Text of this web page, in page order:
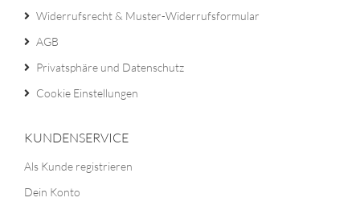
Widerrufsrecht & Muster-Widerrufsformular
AGB
Privatsphäre und Datenschutz
Cookie Einstellungen
KUNDENSERVICE
Als Kunde registrieren
Dein Konto